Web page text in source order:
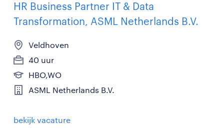
HR Business Partner IT & Data
Transformation, ASML Netherlands B.V.
Veldhoven
40 uur
HBO,WO
ASML Netherlands B.V.
bekijk vacature